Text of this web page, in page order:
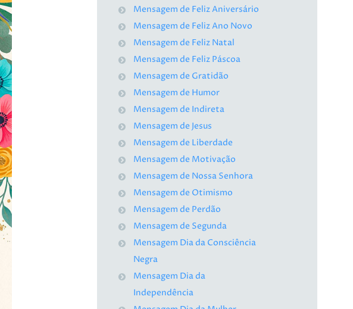
Mensagem de Feliz Aniversário
Mensagem de Feliz Ano Novo
Mensagem de Feliz Natal
Mensagem de Feliz Páscoa
Mensagem de Gratidão
Mensagem de Humor
Mensagem de Indireta
Mensagem de Jesus
Mensagem de Liberdade
Mensagem de Motivação
Mensagem de Nossa Senhora
Mensagem de Otimismo
Mensagem de Perdão
Mensagem de Segunda
Mensagem Dia da Consciência
Negra
Mensagem Dia da
Independência